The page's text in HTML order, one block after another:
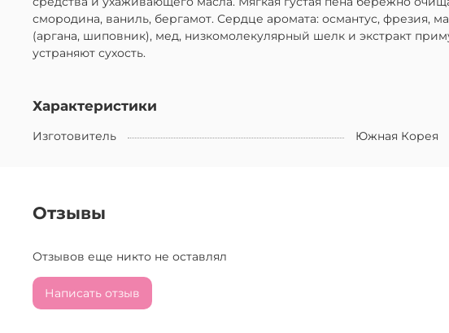
смородина, ваниль, бергамот. Сердце аромата: османтус, фрезия,
(аргана, шиповник), мед, низкомолекулярный шелк и экстракт
устраняют сухость.
Характеристики
Изготовитель Южная Корея
Отзывы
Отзывов еще никто не оставлял
Написать отзыв